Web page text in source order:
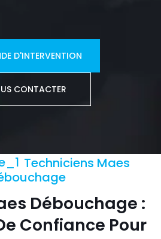
D'INTERVENTION
CONTACTER
Techniciens Maes
Débouchage :
Confiance Pour